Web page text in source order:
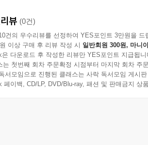
뷰 (0건)
건의 우수리뷰를 선정하여 YES포인트 3만원을 드
이상 구매 후 리뷰 작성 시 일반회원 300원, 마니
은 다운로드 후 작성한 리뷰만 YES포인트 지급됩니
는 첫번째 회차 주문확정 시점부터 마지막 회차 주
서모임으로 진행된 클래스는 사락 독서모임 게시
페이백, CD/LP, DVD/Blu-ray, 패션 및 판매금지 상